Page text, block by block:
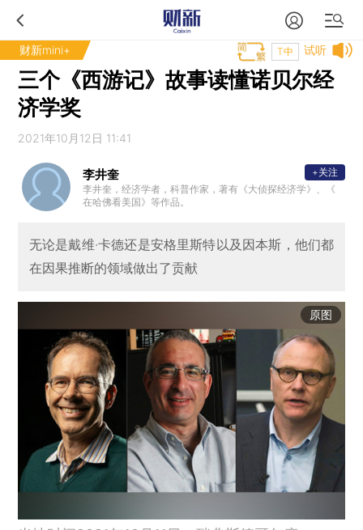
财新mini+ 试听
T中
三个《西游记》故事读懂诺贝尔经
济学奖
2021年10月12日 11:41
李井奎
李井奎，经济学者，科普作家，著有《大侦探经济学》、《
在哈佛看美国》等作品。
+关注
无论是戴维·卡德还是安格里斯特以及因本斯，他们都
在因果推断的领域做出了贡献
原图